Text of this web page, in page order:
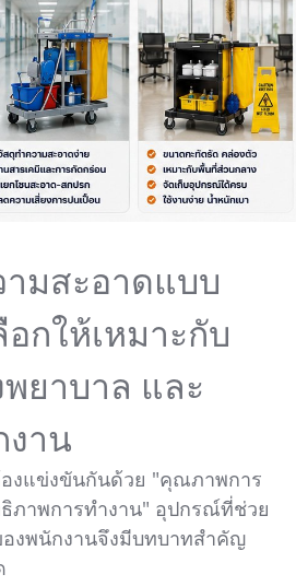
มสะอาดแบบ
กให้เหมาะกับ
ยาบาล และ
าน
งแข่งขันกันด้วย "คุณภาพการ
ภาพการทำงาน" อุปกรณ์ที่ช่วย
งพนักงานจึงมีบทบาทสำคัญ